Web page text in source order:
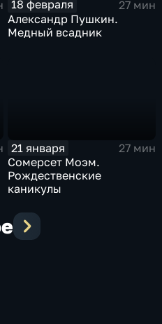
18 февраля
27 мин
Александр Пушкин.
Медный всадник
21 января
27 мин
Сомерсет Моэм.
Рождественские
каникулы